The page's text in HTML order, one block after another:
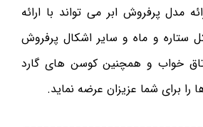
مدل پرفروش ابر می تواند با ارائه
ستاره و ماه و سایر اشکال پرفروش
خواب و همچنین کوسن های گارد
برای شما عزیزان عرضه نماید.